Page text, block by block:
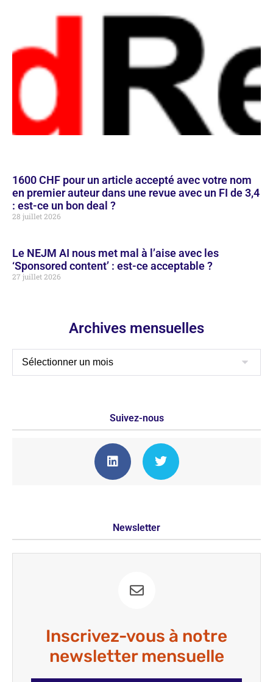
1600 CHF pour un article accepté avec votre nom
en premier auteur dans une revue avec un FI de 3,4
: est-ce un bon deal ?
28 juillet 2026
Le NEJM AI nous met mal à l’aise avec les
‘Sponsored content’ : est-ce acceptable ?
27 juillet 2026
Archives mensuelles
Suivez-nous
Newsletter
Inscrivez-vous à notre
newsletter mensuelle